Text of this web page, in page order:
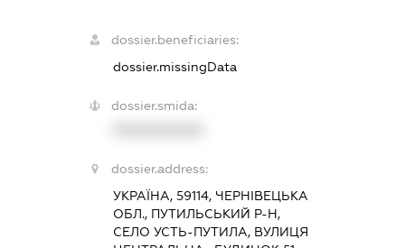
dossier.beneficiaries:
dossier.missingData
dossier.smida:
dossier.address:
УКРАЇНА, 59114, ЧЕРНІВЕЦЬКА
ОБЛ., ПУТИЛЬСЬКИЙ Р-Н,
СЕЛО УСТЬ-ПУТИЛА, ВУЛИЦЯ